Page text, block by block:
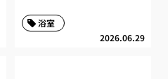
2026.06.29
浴室